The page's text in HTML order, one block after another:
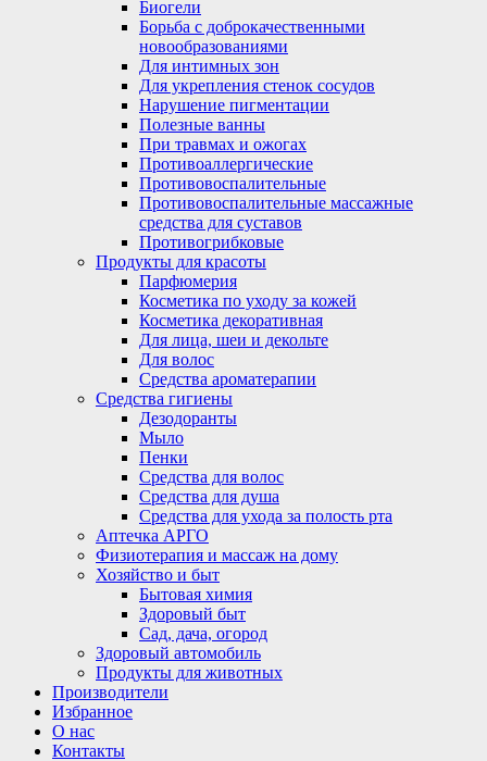
Биогели
Борьба с доброкачественными
новообразованиями
Для интимных зон
Для укрепления стенок сосудов
Нарушение пигментации
Полезные ванны
При травмах и ожогах
Противоаллергические
Противовоспалительные
Противовоспалительные массажные
средства для суставов
Противогрибковые
Продукты для красоты
Парфюмерия
Косметика по уходу за кожей
Косметика декоративная
Для лица, шеи и декольте
Для волос
Средства ароматерапии
Средства гигиены
Дезодоранты
Мыло
Пенки
Средства для волос
Средства для душа
Средства для ухода за полость рта
Аптечка АРГО
Физиотерапия и массаж на дому
Хозяйство и быт
Бытовая химия
Здоровый быт
Сад, дача, огород
Здоровый автомобиль
Продукты для животных
Производители
Избранное
О нас
Контакты